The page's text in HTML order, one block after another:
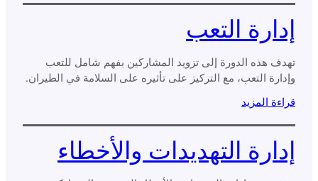
إدارة التعب
تهدف هذه الدورة إلى تزويد المشاركين بفهم شامل للتعب
وإدارة التعب، مع التركيز على تأثيره على السلامة في الطيران.
قراءة المزيد
إدارة التهديدات والأخطاء